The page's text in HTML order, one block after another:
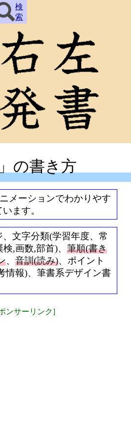
検
索
」の書き方
メーションでわかりやす
ます。
文字分類(学習年度、常
,画数,部首)、 筆順(書き
、 音訓(読み)、ポイント
情報)、筆書系デザイン書
ンサーリンク]